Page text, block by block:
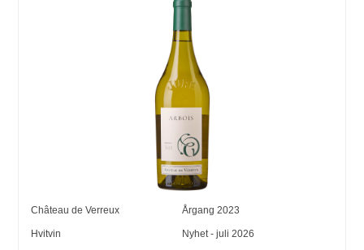
Château de Verreux Årgang 2023
Hvitvin Nyhet - juli 2026